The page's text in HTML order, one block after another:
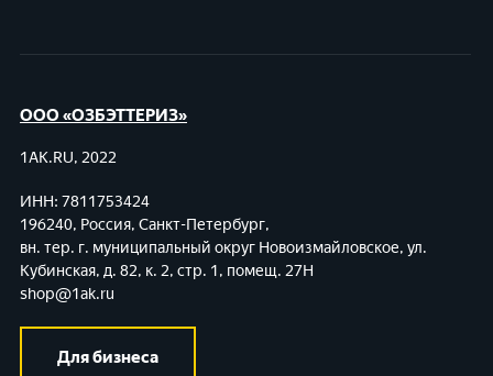
ООО «ОЗБЭТТЕРИЗ»
1AK.RU, 2022
ИНН: 7811753424
196240, Россия, Санкт-Петербург,
вн. тер. г. муниципальный округ Новоизмайловское, ул.
Кубинская, д. 82, к. 2, стр. 1, помещ. 27Н
shop@1ak.ru
Для бизнеса